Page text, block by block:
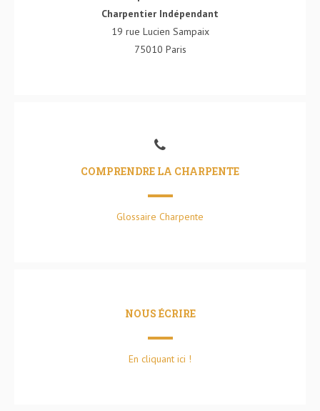
Charpentier Indépendant
19 rue Lucien Sampaix
75010 Paris
COMPRENDRE LA CHARPENTE
Glossaire Charpente
NOUS ÉCRIRE
En cliquant ici !